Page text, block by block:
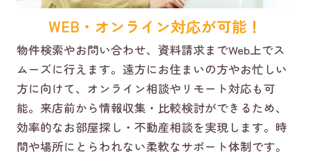
WEB・オンライン対応が可能！
物件検索やお問い合わせ、資料請求までWeb上でス
ムーズに行えます。遠方にお住まいの方やお忙しい
方に向けて、オンライン相談やリモート対応も可
能。来店前から情報収集・比較検討ができるため、
効率的なお部屋探し・不動産相談を実現します。時
間や場所にとらわれない柔軟なサポート体制です。